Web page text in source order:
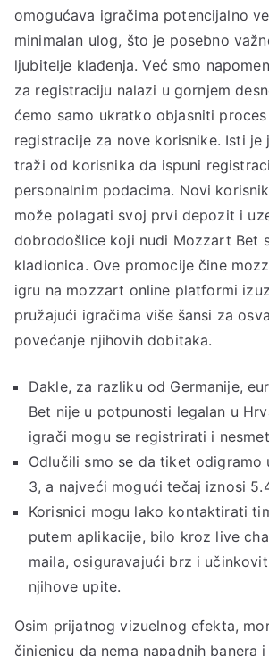
omogućava igračima potencijalno
minimalan ulog, što je posebno
ljubitelje klađenja. Već smo
za registraciju nalazi u gornjem
ćemo samo ukratko objasniti
registracije za nove korisnike. Isti je
traži od korisnika da ispuni
personalnim podacima. Novi
može polagati svoj prvi depozit i
dobrodošlice koji nudi Mozzart Bet
kladionica. Ove promocije čine
igru na mozzart online platformi
pružajući igračima više šansi za
povećanje njihovih dobitaka.
Dakle, za razliku od Germanije,
Bet nije u potpunosti legalan u
igrači mogu se registrirati i
Odlučili smo se da tiket odigramo
3, a najveći mogući tečaj iznosi
Korisnici mogu lako kontaktirati
putem aplikacije, bilo kroz live
maila, osiguravajući brz i
njihove upite.
Osim prijatnog vizuelnog efekta,
činjenicu da nema napadnih banera